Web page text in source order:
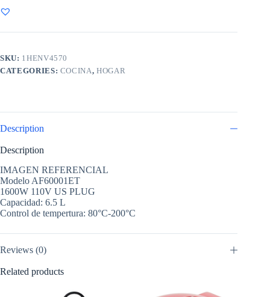
SKU: 1HENV4570
CATEGORIES: COCINA,HOGAR
Description
Description
IMAGEN REFERENCIAL
Modelo AF60001ET
1600W 110V US PLUG
Capacidad: 6.5 L
Control de tempertura: 80°C-200°C
Reviews (0)
Related products